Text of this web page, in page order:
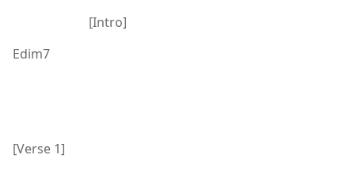
[Intro]
Edim7
[Verse 1]